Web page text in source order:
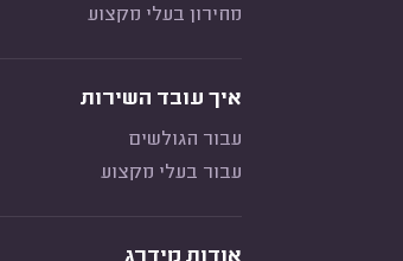
מחירון בעלי מקצוע
איך עובד השירות
עבור הגולשים
עבור בעלי מקצוע